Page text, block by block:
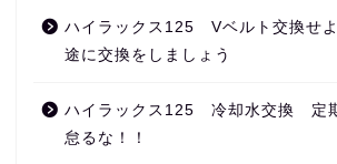
ハイラックス125 Vベルト交換せ
途に交換をしましょう
ハイラックス125 冷却水交換 定
怠るな！！